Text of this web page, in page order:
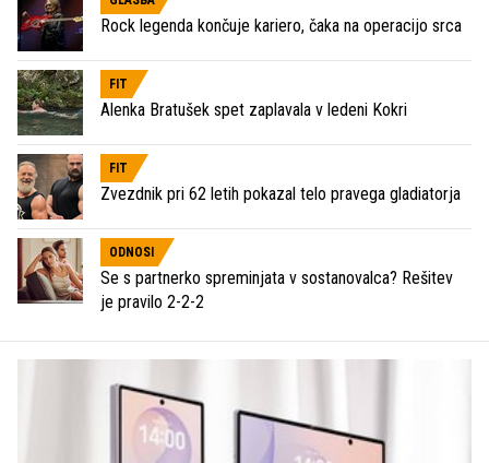
Rock legenda končuje kariero, čaka na operacijo srca
FIT
Alenka Bratušek spet zaplavala v ledeni Kokri
FIT
Zvezdnik pri 62 letih pokazal telo pravega gladiatorja
ODNOSI
Se s partnerko spreminjata v sostanovalca? Rešitev
je pravilo 2-2-2